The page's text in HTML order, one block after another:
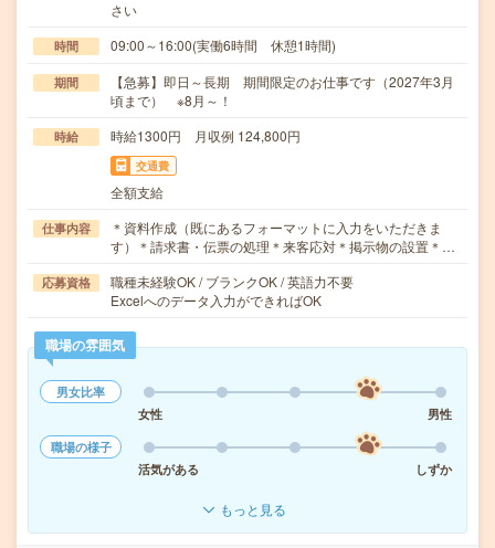
さい
時間 09:00～16:00(実働6時間 休憩1時間)
期間
【急募】即日～長期 期間限定のお仕事です（2027年3月
頃まで） ※8月～！
時給 時給1300円 月収例 124,800円
交通費
全額支給
仕事内容
＊資料作成（既にあるフォーマットに入力をいただきま
す）＊請求書・伝票の処理＊来客応対＊掲示物の設置＊…
応募資格
職種未経験OK / ブランクOK / 英語力不要
Excelへのデータ入力ができればOK
職場の雰囲気
男女比率
女性
男性
職場の様子
活気がある
しずか
もっと見る